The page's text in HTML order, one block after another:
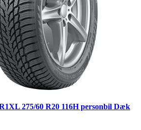
275/60 R20 116H personbil Dæk